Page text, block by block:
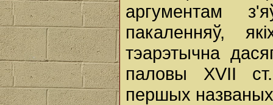
аргументам
пакаленняў,
тэарэтычна
паловы XVII
першых